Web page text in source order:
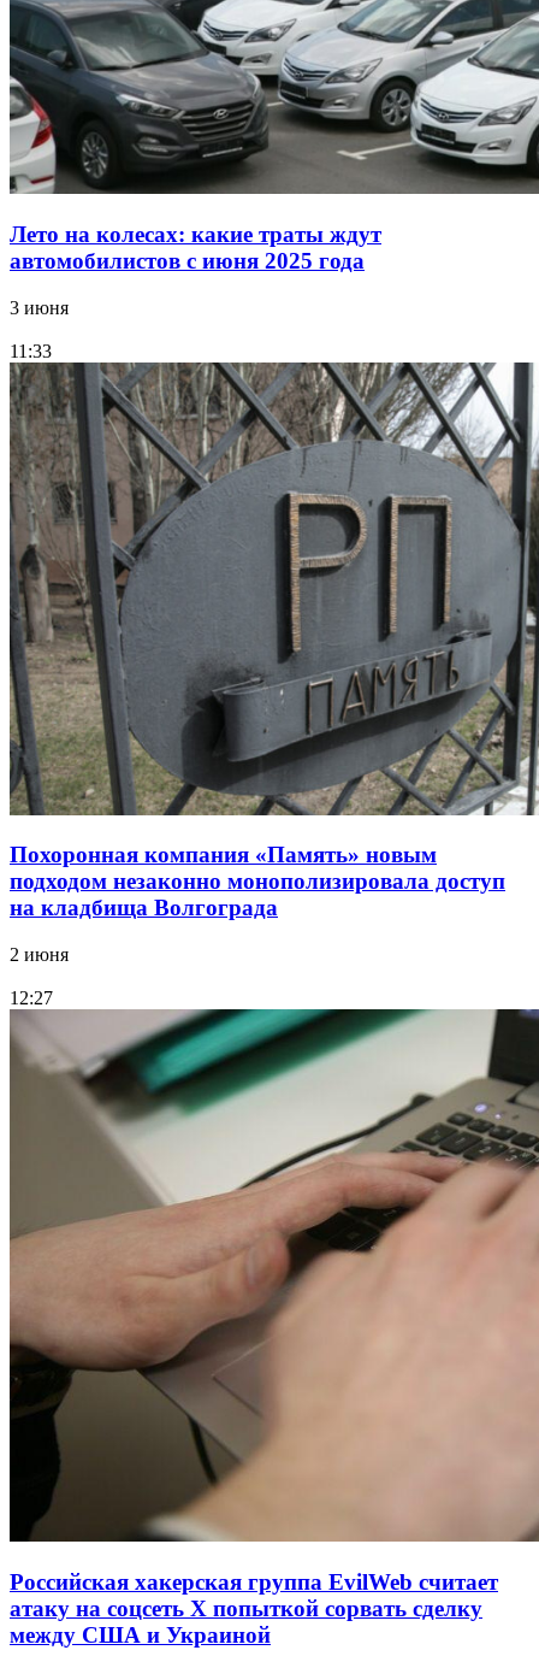
Лето на колесах: какие траты ждут
автомобилистов с июня 2025 года
3 июня
11:33
Похоронная компания «Память» новым
подходом незаконно монополизировала доступ
на кладбища Волгограда
2 июня
12:27
Российская хакерская группа EvilWeb считает
атаку на соцсеть Х попыткой сорвать сделку
между США и Украиной